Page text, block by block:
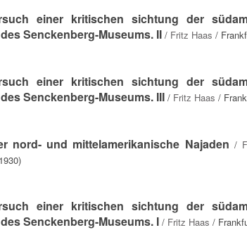
einer kritischen sichtung der
Senckenberg-Museums. II / Fritz Haas /
einer kritischen sichtung der
Senckenberg-Museums. III / Fritz Haas /
nord- und mittelamerikanische Najaden /
einer kritischen sichtung der
Senckenberg-Museums. I / Fritz Haas /